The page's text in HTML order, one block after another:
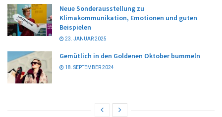
Neue Sonderausstellung zu
Klimakommunikation, Emotionen und guten
Beispielen
23. JANUAR 2025
Gemütlich in den Goldenen Oktober bummeln
18. SEPTEMBER 2024